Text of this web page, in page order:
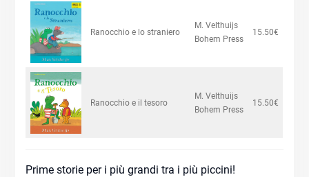
Ranocchio e lo straniero
M. Velthuijs
Bohem Press
15.50€
Ranocchio e il tesoro
M. Velthuijs
Bohem Press
15.50€
Prime storie per i più grandi tra i più piccini!